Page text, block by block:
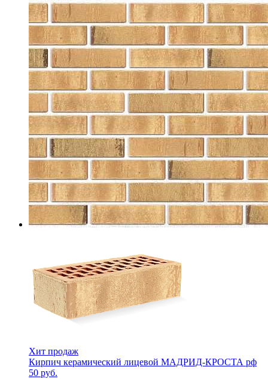
Хит продаж
Кирпич керамический лицевой МАДРИД-КРОСТА рф
50 руб.